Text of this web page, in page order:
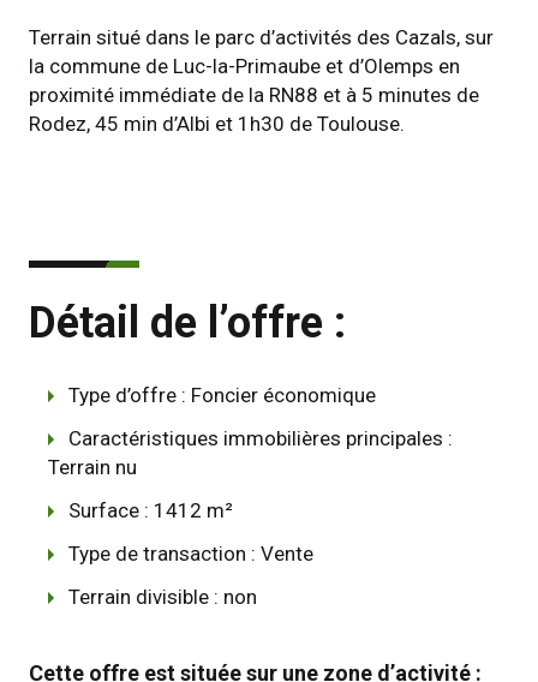
Terrain situé dans le parc d’activités des Cazals, sur
la commune de Luc-la-Primaube et d’Olemps en
proximité immédiate de la RN88 et à 5 minutes de
Rodez, 45 min d’Albi et 1h30 de Toulouse.
Détail de l’offre :
Type d’offre : Foncier économique
Caractéristiques immobilières principales :
Terrain nu
Surface : 1412 m²
Type de transaction : Vente
Terrain divisible : non